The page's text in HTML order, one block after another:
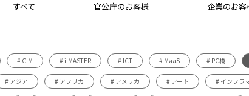
すべて 官公庁のお客様 企業のお客
# CIM # i-MASTER # ICT # MaaS # PC橋
# アジア # アフリカ # アメリカ # アート # インフラ